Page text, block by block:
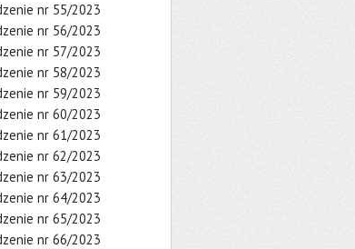
nr 55/2023
nr 56/2023
nr 57/2023
nr 58/2023
nr 59/2023
nr 60/2023
nr 61/2023
nr 62/2023
nr 63/2023
nr 64/2023
nr 65/2023
nr 66/2023